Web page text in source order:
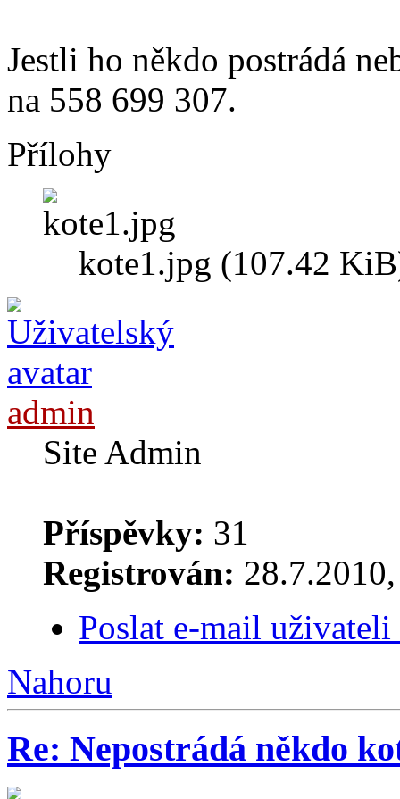
Jestli ho někdo postrádá
na 558 699 307.
Přílohy
kote1.jpg (107.42
admin
Site Admin
Příspěvky: 31
Registrován:
Poslat e-mail
Nahoru
Re: Nepostrádá někdo